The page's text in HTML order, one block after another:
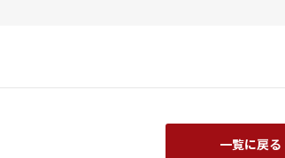
一覧に戻る